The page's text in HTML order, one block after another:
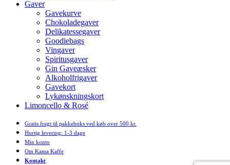
Gaver
Gavekurve
Chokoladegaver
Delikatessegaver
Goodiebags
Vingaver
Spiritusgaver
Gin Gaveæsker
Alkoholfrigaver
Gavekort
Lykønskningskort
Limoncello & Rosé
Gratis fragt til pakkeboks ved køb over 500 kr.
Hurtig levering: 1-3 dage
Min konto
Om Kama Kaffe
Kontakt